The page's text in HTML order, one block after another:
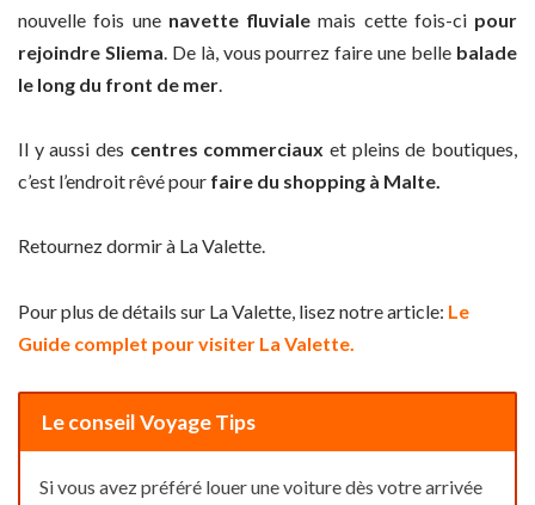
nouvelle fois une navette fluviale mais cette fois-ci pour
rejoindre Sliema . De là, vous pourrez faire une belle balade
le long du front de mer
Il y aussi des centres commerciaux et pleins de boutiques,
c’est l’endroit rêvé pour faire du shopping à Malte.
Retournez dormir à La Valette.
Pour plus de détails sur La Valette, lisez notre article: Le
Guide complet pour visiter La Valette.
Le conseil Voyage Tips
Si vous avez préféré louer une voiture dès votre arrivée